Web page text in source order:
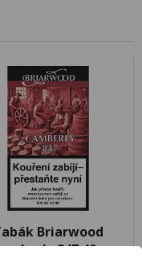
Briarwood
847 40g